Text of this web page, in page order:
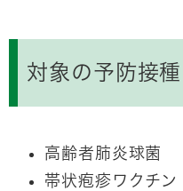
対象の予防接種
高齢者肺炎球菌
帯状疱疹ワクチン